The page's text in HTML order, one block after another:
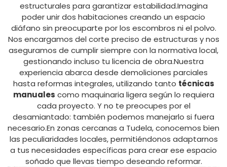
estructurales para garantizar estabilidad.Imagina
poder unir dos habitaciones creando un espacio
diáfano sin preocuparte por los escombros ni el polvo.
Nos encargamos del corte preciso de estructuras y nos
aseguramos de cumplir siempre con la normativa local,
gestionando incluso tu licencia de obra.Nuestra
experiencia abarca desde demoliciones parciales
hasta reformas integrales, utilizando tanto técnicas
manuales como maquinaria ligera según lo requiera
cada proyecto. Y no te preocupes por el
desamiantado: también podemos manejarlo si fuera
necesario.En zonas cercanas a Tudela, conocemos bien
las peculiaridades locales, permitiéndonos adaptarnos
a tus necesidades específicas para crear ese espacio
soñado que llevas tiempo deseando reformar.